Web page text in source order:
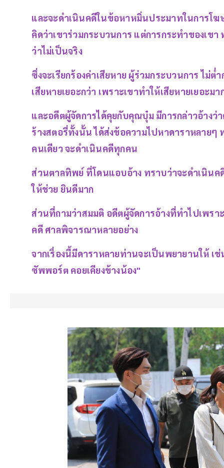
และจะดำเนินคดีในข้อหาหมิ่นประมาทในการโฆ
คิดว่าเขาร่วมกระบวนการ แต่การกระทำของเข
ว่าไม่เป็นจริง
ซึ่งจะเรียกร้องค่าเสียหาย ผู้ร่วมกระบวนการ ไม่
เสียหายเยอะกว่า เพราะเขาทำให้เสียหายเยอะ
และอดีตผู้จัดการได้คุยกับคุณบุ๋ม มีการกล่าวอ้างว่
ร้างสตอรี่ทั้งนั้น ได้ส่งข้อความไปหาดาราหลายๆ
คนเดียว จะดำเนินคดีทุกคน
ส่วนตาลทิพย์ ที่โดนแอบอ้าง ทราบว่าจะดำเนินค
ให้ช่วย ยินดีมาก
ส่วนที่ถามว่าสมมติ อดีตผู้จัดการอ้างที่ทำไปเพร
คดี ศาลพิจารณาหลายอย่าง
จากเรื่องนี้มีดาราหลายท่านจะเป็นพยายานให้
ซัพพอร์ต คอยเคียงข้างน้อง"